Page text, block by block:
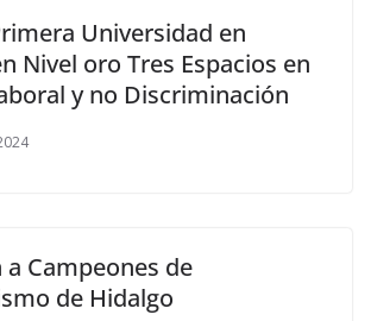
Universidad en
Nivel oro Tres Espacios en
y no Discriminación
a Campeones de
de Hidalgo